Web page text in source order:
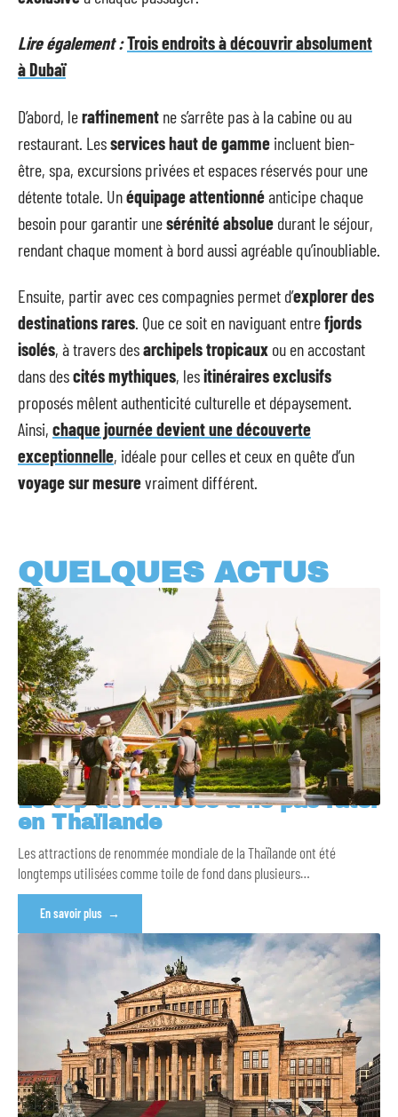
Lire également :Trois endroits à découvrir absolument
à Dubaï
D’abord, leraffinement ne s’arrête pas à la cabine ou au
restaurant. Lesservices haut de gamme incluent bien-
être, spa, excursions privées et espaces réservés pour une
détente totale. Unéquipage attentionnéanticipe chaque
besoin pour garantir unesérénité absolue durant le séjour,
rendant chaque moment à bord aussi agréable qu’inoubliable.
Ensuite, partir avec ces compagnies permet d’explorer des
destinations rares. Que ce soit en naviguant entrefjords
isolés, à travers desarchipels tropicaux ou en accostant
dans descités mythiques, lesitinéraires exclusifs
proposés mêlent authenticité culturelle et dépaysement.
Ainsi, chaque journée devient une découverte
exceptionnelle, idéale pour celles et ceux en quête d’un
voyage sur mesurevraiment différent.
QUELQUES ACTUS
Le top des choses à ne pas rater
en Thaïlande
Les attractions de renommée mondiale de la Thaïlande ont été
longtemps utilisées comme toile de fond dans plusieurs…
En savoir plus